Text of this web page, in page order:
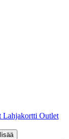
Lahjakortti Outlet